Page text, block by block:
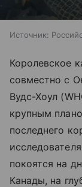
Источник:
Королевское
совместно с
Вудс-Хоул
крупным
последнего
покоятся на
Канады, на